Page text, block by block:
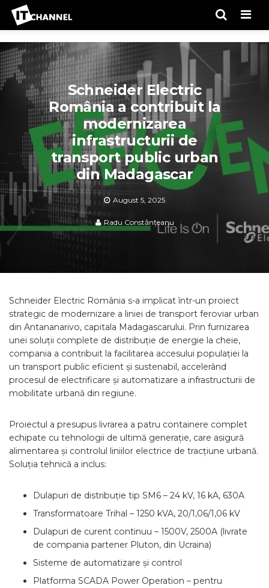
Schneider Electric
România a contribuit la
modernizarea
infrastructurii de
transport public urban
din Madagascar
August 5, 2025
Radu Constănțeanu
Schneider Electric România s-a implicat într-un proiect
strategic de modernizare a liniei de transport feroviar urban
din Antananarivo, capitala Madagascarului. Prin furnizarea
unei soluții complete de distribuție de energie la cheie,
compania a contribuit la facilitarea accesului populației la
un transport public eficient și sustenabil, accelerând
procesul de electrificare și automatizare a infrastructurii de
mobilitate urbană din regiune.
Proiectul a presupus livrarea a patru containere complet
echipate cu tehnologii de ultimă generație, care asigură
alimentarea și controlul liniilor electrice de tracțiune urbană.
Soluția tehnică a inclus:
Dulapuri de distribuție tip SM6 – 24 kV, 16 kA, 630A
Transformatoare Trihal – 1250 kVA, 20/1,06/1,06 kV
Dulapuri de curent continuu – 1500V, 2500A (livrate
de compania partener Pluton, din Ucraina)
Sisteme de automatizare și control
Platforma SCADA Power Operation – pentru